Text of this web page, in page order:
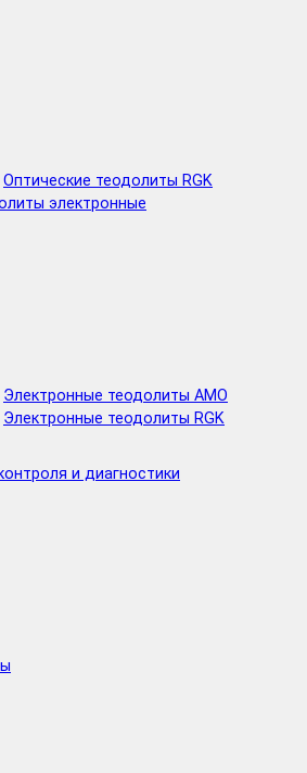
Оптические теодолиты RGK
электронные
Электронные теодолиты AMO
Электронные теодолиты RGK
и диагностики